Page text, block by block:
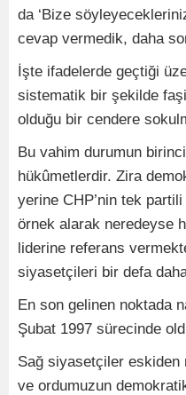
da ‘Bize
cevap vermedik, daha
İşte ifadelerde geçtiği
sistematik bir şekilde
olduğu bir cendere
Bu vahim durumun
hükûmetlerdir. Zira
yerine CHP’nin tek
örnek alarak neredeyse
liderine referans
siyasetçileri bir defa
En son gelinen noktada
Şubat 1997 sürecinde
Sağ siyasetçiler eskiden
ve ordumuzun